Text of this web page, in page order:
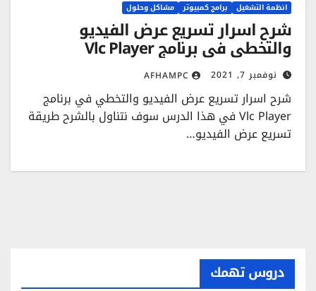
انظمة التشغيل برامج كمبيوتر مشاكل وحلول
شرح اسرار تسريع عرض الفيديو
والتخطي في برنامج Vlc Player
نوفمبر 7, 2021 AFHAMPC
شرح اسرار تسريع عرض الفيديو والتخطي في برنامج
Vlc Player في هذا الدرس سوف نتناول بالشرح طريقة
تسريع عرض الفيديو…
دروس تهمك